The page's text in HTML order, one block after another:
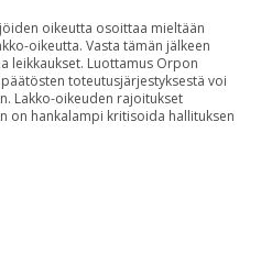
oikeutta osoittaa mieltään
oikeutta. Vasta tämän jälkeen
leikkaukset. Luottamus Orpon
toteutusjärjestyksestä voi
Lakko-oikeuden rajoitukset
on hankalampi kritisoida hallituksen